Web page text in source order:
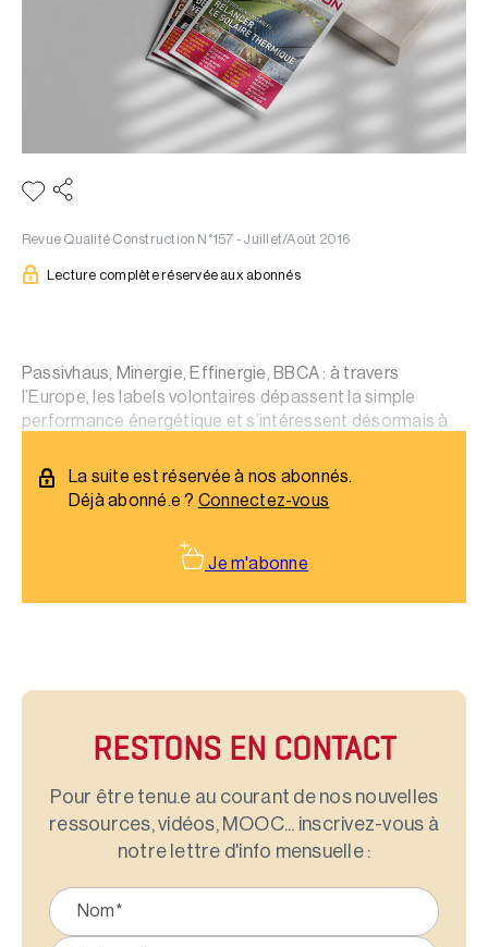
Revue Qualité Construction N°157 - Juillet/Août 2016
Lecture complète réservée aux abonnés
Passivhaus, Minergie, Effinergie, BBCA : à travers
l’Europe, les labels volontaires dépassent la simple
performance énergétique et s’intéressent désormais à
La suite est réservée à nos abonnés.
Déjà abonné.e ? Connectez-vous
Je m'abonne
RESTONS EN CONTACT
Pour être tenu.e au courant de nos nouvelles
ressources, vidéos, MOOC... inscrivez-vous à
notre lettre d'info mensuelle :